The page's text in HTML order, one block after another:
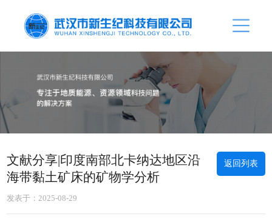
返回列表
文献分享|印度南部北卡纳达地区沿
海带黏土矿床的矿物学分析
发表于：2025-08-29